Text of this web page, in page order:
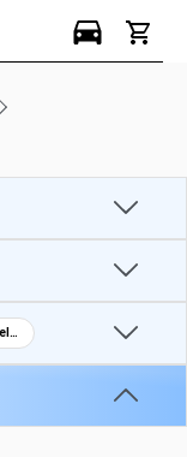
- Speil V. m/el. justering